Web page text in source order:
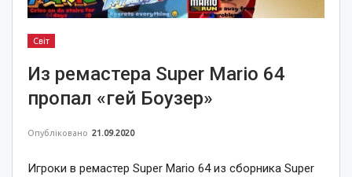
Світ
Из ремастера Super Mario 64
пропал «гей Боузер»
Опубліковано 21.09.2020
Игроки в ремастер Super Mario 64 из сборника Super